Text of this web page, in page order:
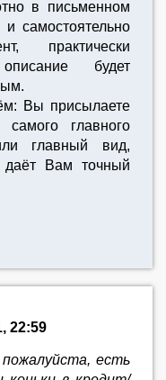
в письменном
самостоятельно
практически
будет
Вы присылаете
главного
главный вид,
даёт Вам точный
22:59
есть